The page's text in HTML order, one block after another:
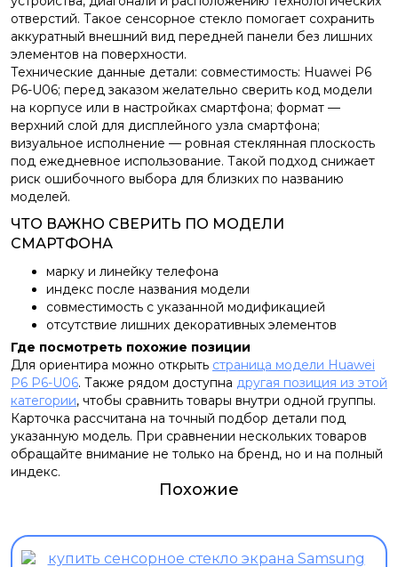
отверстий. Такое сенсорное стекло помогает сохранить
аккуратный внешний вид передней панели без лишних
элементов на поверхности.
Технические данные детали: совместимость: Huawei P6
P6-U06; перед заказом желательно сверить код модели
на корпусе или в настройках смартфона; формат —
верхний слой для дисплейного узла смартфона;
визуальное исполнение — ровная стеклянная плоскость
под ежедневное использование. Такой подход снижает
риск ошибочного выбора для близких по названию
моделей.
ЧТО ВАЖНО СВЕРИТЬ ПО МОДЕЛИ
СМАРТФОНА
марку и линейку телефона
индекс после названия модели
совместимость с указанной модификацией
отсутствие лишних декоративных элементов
Где посмотреть похожие позиции
Для ориентира можно открыть страница модели Huawei
P6 P6-U06. Также рядом доступна другая позиция из этой
категории, чтобы сравнить товары внутри одной группы.
Карточка рассчитана на точный подбор детали под
указанную модель. При сравнении нескольких товаров
обращайте внимание не только на бренд, но и на полный
индекс.
Похожие